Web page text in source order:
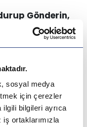
sosyal medya
için çerezler
ilgili bilgileri ayrıca
ortaklarımızla
Gönderin,